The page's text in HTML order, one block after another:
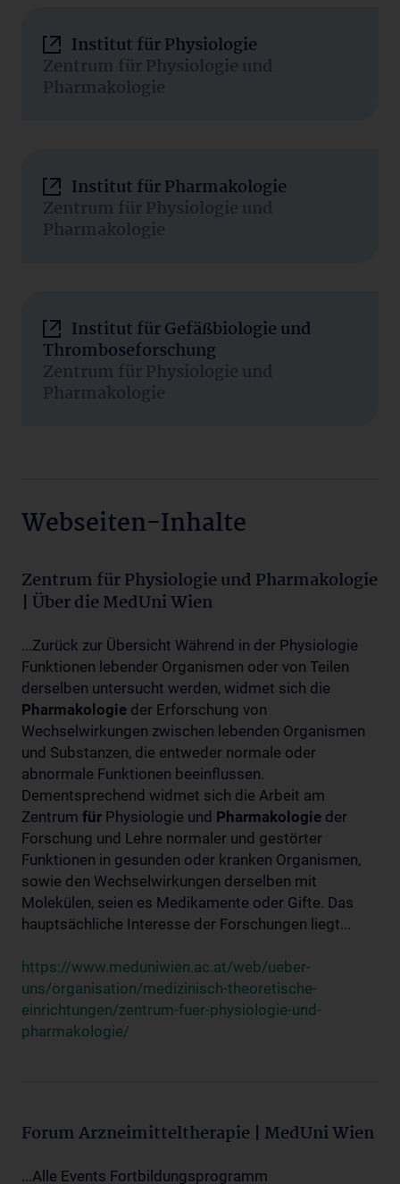
Institut für Physiologie
Zentrum für Physiologie und
Pharmakologie
Institut für Pharmakologie
Zentrum für Physiologie und
Pharmakologie
Institut für Gefäßbiologie und
Thromboseforschung
Zentrum für Physiologie und
Pharmakologie
Webseiten-Inhalte
Zentrum für Physiologie und Pharmakologie
| Über die MedUni Wien
...Zurück zur Übersicht Während in der Physiologie
Funktionen lebender Organismen oder von Teilen
derselben untersucht werden, widmet sich die
Pharmakologie der Erforschung von
Wechselwirkungen zwischen lebenden Organismen
und Substanzen, die entweder normale oder
abnormale Funktionen beeinflussen.
Dementsprechend widmet sich die Arbeit am
Zentrum für Physiologie und Pharmakologie der
Forschung und Lehre normaler und gestörter
Funktionen in gesunden oder kranken Organismen,
sowie den Wechselwirkungen derselben mit
Molekülen, seien es Medikamente oder Gifte. Das
hauptsächliche Interesse der Forschungen liegt...
https://www.meduniwien.ac.at/web/ueber-
uns/organisation/medizinisch-theoretische-
einrichtungen/zentrum-fuer-physiologie-und-
pharmakologie/
Forum Arzneimitteltherapie | MedUni Wien
...Alle Events Fortbildungsprogramm